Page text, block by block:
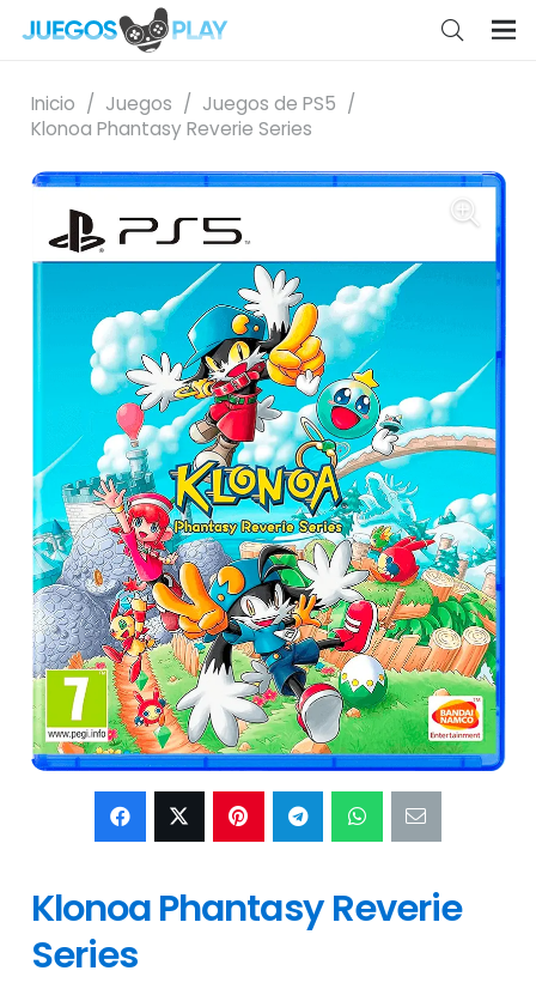
Inicio / Juegos / Juegos de PS5 /
Klonoa Phantasy Reverie Series
Klonoa Phantasy Reverie
Series